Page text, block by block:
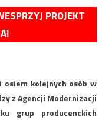
PROJEKT
osiem kolejnych osób w
z Agencji Modernizacji
grup producenckich